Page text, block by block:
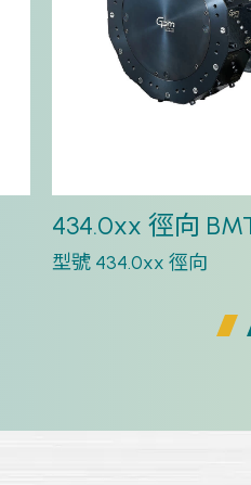
434.0xx 徑向
型號 434.0xx 徑向